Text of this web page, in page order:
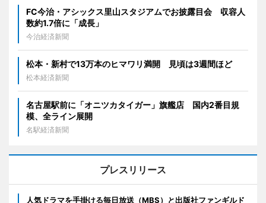
FC今治・アシックス里山スタジアムでお披露目会 収容人
数約1.7倍に「成長」
今治経済新聞
松本・新村で13万本のヒマワリ満開 見頃は3週間ほど
松本経済新聞
名古屋駅前に「オニツカタイガー」旗艦店 国内2番目規
模、全ライン展開
名駅経済新聞
プレスリリース
人気ドラマを手掛ける毎日放送（MBS）と出版社ファンギルド